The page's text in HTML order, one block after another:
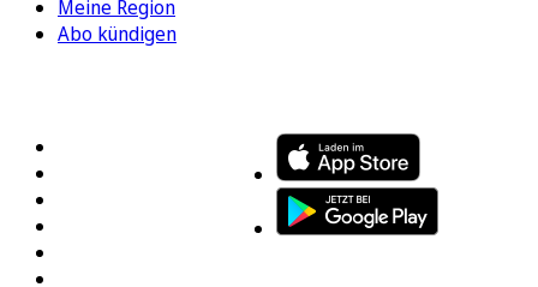
Meine Region
Abo kündigen